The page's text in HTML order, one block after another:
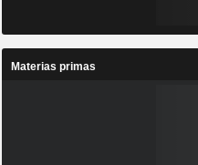
Materias primas